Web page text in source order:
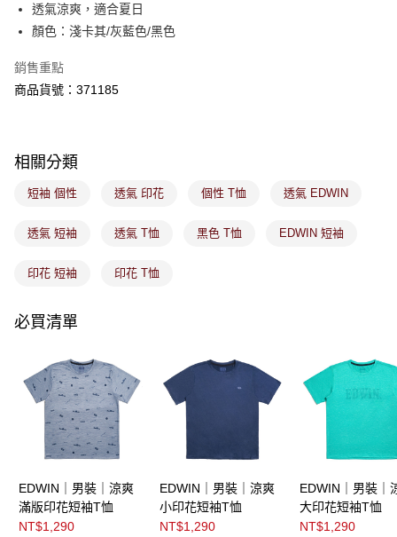
１．透過由恩沛科技股份有限公司提供之「AFTEE先享後付」服務完成之交
易，需依本服務之必要範圍內提供個人資料，並將交易相關給付款項請求債
２．關於個人資料處理事宜，請瀏覽以下網址：
３．未成年的使用者請事先徵得法定代理人或監護人之同意方可使用
時審查核予不同之上限額度；若仍有額度不足之情形，本公司將視審查結果
５．嚴禁一人註冊多個帳號或使用他人資訊註冊。若發現惡意使用之情形，
免運費
免運費
付款後門市取貨
免運費
透氣涼爽，適合夏日
顏色：淺卡其/灰藍色/黑色
銷售重點
商品貨號：371185
相關分類
短袖 個性 透氣 印花 個性 T恤 透氣 EDWIN
透氣 短袖 透氣 T恤 黑色 T恤 EDWIN 短袖
印花 短袖 印花 T恤
必買清單
EDWIN｜男裝｜涼爽
滿版印花短袖T恤
NT$1,290
EDWIN｜男裝｜涼爽
小印花短袖T恤
NT$1,290
EDWIN｜男裝｜
大印花短袖T恤
NT$1,290